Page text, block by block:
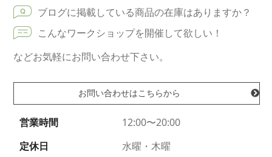
ブログに掲載している商品の在庫はありますか？
こんなワークショップを開催して欲しい！
などお気軽にお問い合わせ下さい。
お問い合わせはこちらから
営業時間
12:00〜20:00
定休日
水曜・木曜